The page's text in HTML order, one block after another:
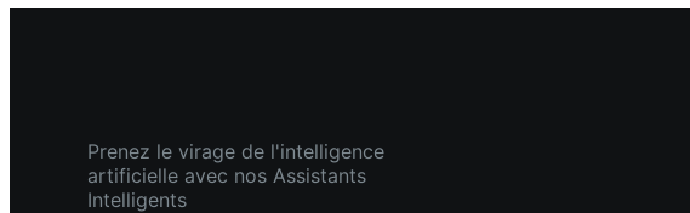
Prenez le virage de l'intelligence
artificielle avec nos Assistants
Intelligents